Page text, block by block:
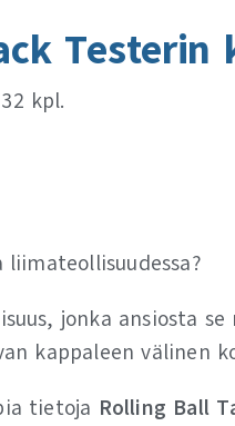
Testerin
kpl.
liimateollisuudessa?
jonka ansiosta
kappaleen välinen
tietoja Rolling Ball